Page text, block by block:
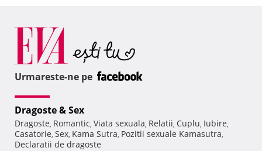
Urmareste-ne pe
Dragoste & Sex
Dragoste, Romantic, Viata sexuala, Relatii, Cuplu, Iubire,
Casatorie, Sex, Kama Sutra, Pozitii sexuale Kamasutra,
Declaratii de dragoste